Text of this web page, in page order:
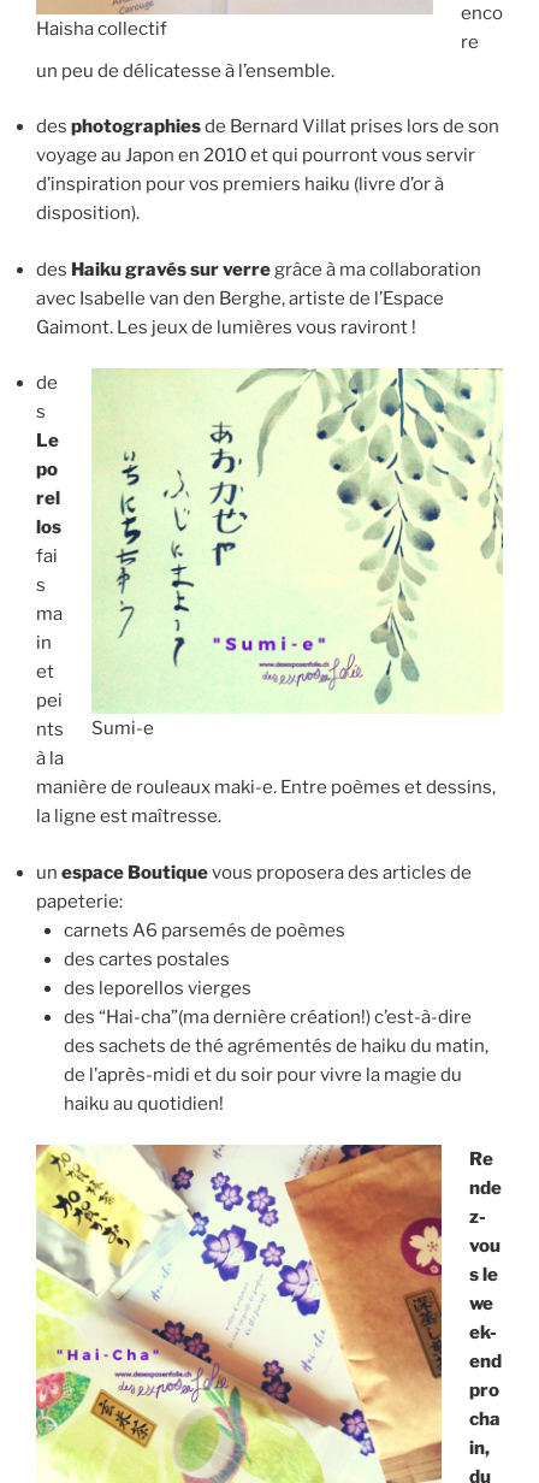
Haisha collectif
enco
re
un peu de délicatesse à l’ensemble.
des photographiesde Bernard Villat prises lors de son
voyage au Japon en 2010 et qui pourront vous servir
d’inspiration pour vos premiers haiku (livre d’or à
disposition).
des Haiku gravés sur verre grâce à ma collaboration
avec Isabelle van den Berghe, artiste de l’Espace
Gaimont. Les jeux de lumières vous raviront !
Sumi-e
de
s
Le
po
rel
los
fai
s
ma
in
et
pei
nts
à la
manière de rouleaux maki-e. Entre poèmes et dessins,
la ligne est maîtresse.
un espace Boutiquevous proposera des articles de
papeterie:
carnets A6 parsemés de poèmes
des cartes postales
des leporellos vierges
des “Hai-cha”(ma dernière création!) c’est-à-dire
des sachets de thé agrémentés de haiku du matin,
de l’après-midi et du soir pour vivre la magie du
haiku au quotidien!
Re
nde
z-
vou
s le
we
ek-
end
pro
cha
in,
du